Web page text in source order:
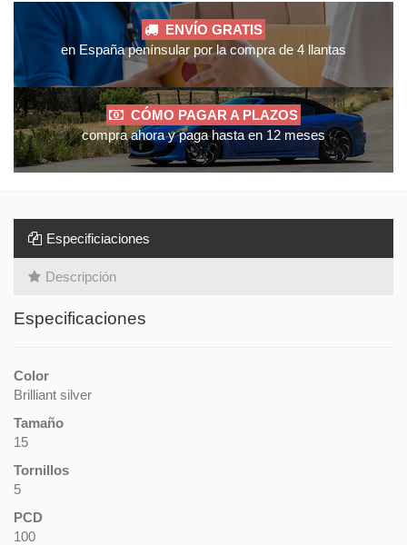
ENVÍO GRATIS
en España penínsular por la compra de 4 llantas
CÓMO PAGAR A PLAZOS
compra ahora y paga hasta en 12 meses
Especificiaciones
Descripción
Especificaciones
Color
Brilliant silver
Tamaño
15
Tornillos
5
PCD
100